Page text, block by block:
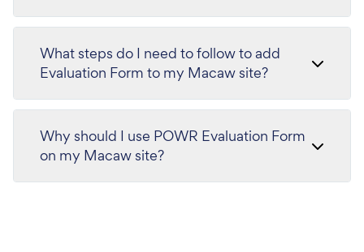
What steps do I need to follow to add
Evaluation Form to my Macaw site?
Why should I use POWR Evaluation Form
on my Macaw site?